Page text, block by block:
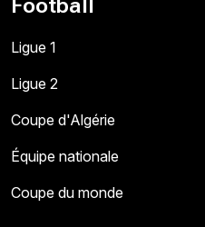
Ligue 1
Ligue 2
Coupe d'Algérie
Équipe nationale
Coupe du monde